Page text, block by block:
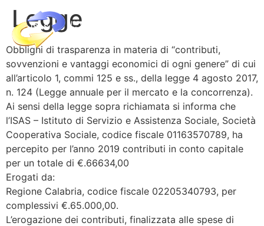
Legge
Obblighi di trasparenza in materia di “contributi,
sovvenzioni e vantaggi economici di ogni genere” di cui
all’articolo 1, commi 125 e ss., della legge 4 agosto 2017,
n. 124 (Legge annuale per il mercato e la concorrenza).
Ai sensi della legge sopra richiamata si informa che
l’ISAS – Istituto di Servizio e Assistenza Sociale, Società
Cooperativa Sociale, codice fiscale 01163570789, ha
percepito per l’anno 2019 contributi in conto capitale
per un totale di €.66634,00
Erogati da:
Regione Calabria, codice fiscale 02205340793, per
complessivi €.65.000,00.
L’erogazione dei contributi, finalizzata alle spese di